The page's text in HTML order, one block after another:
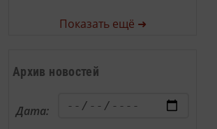
Показать ещё ➜
Архив новостей
Дата: